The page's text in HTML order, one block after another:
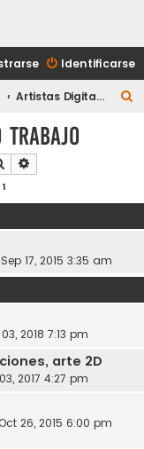
Identificarse
Artistas Digitales Buscando Trabajo
Trabajo
Buscar
1
17, 2015 3:35 am
2018 7:13 pm
arte 2D
2017 4:27 pm
26, 2015 6:00 pm